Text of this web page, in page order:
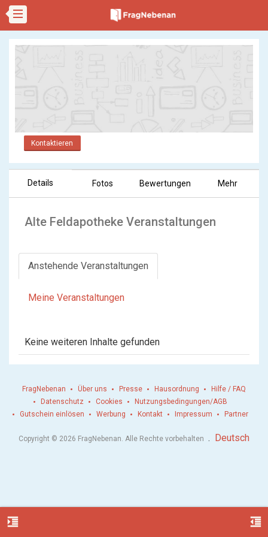
Kontaktieren
Details Fotos Bewertungen Mehr
Alte Feldapotheke Veranstaltungen
Anstehende Veranstaltungen
Meine Veranstaltungen
Keine weiteren Inhalte gefunden
format_indent_increase format_indent_decrease
FragNebenan Über uns Presse Hausordnung
Hilfe / FAQ
Datenschutz
Cookies
Nutzungsbedingungen/AGB
Gutschein einlösen
Werbung Kontakt Impressum Partner
Copyright © 2026 FragNebenan. Alle Rechte vorbehalten . Deutsch